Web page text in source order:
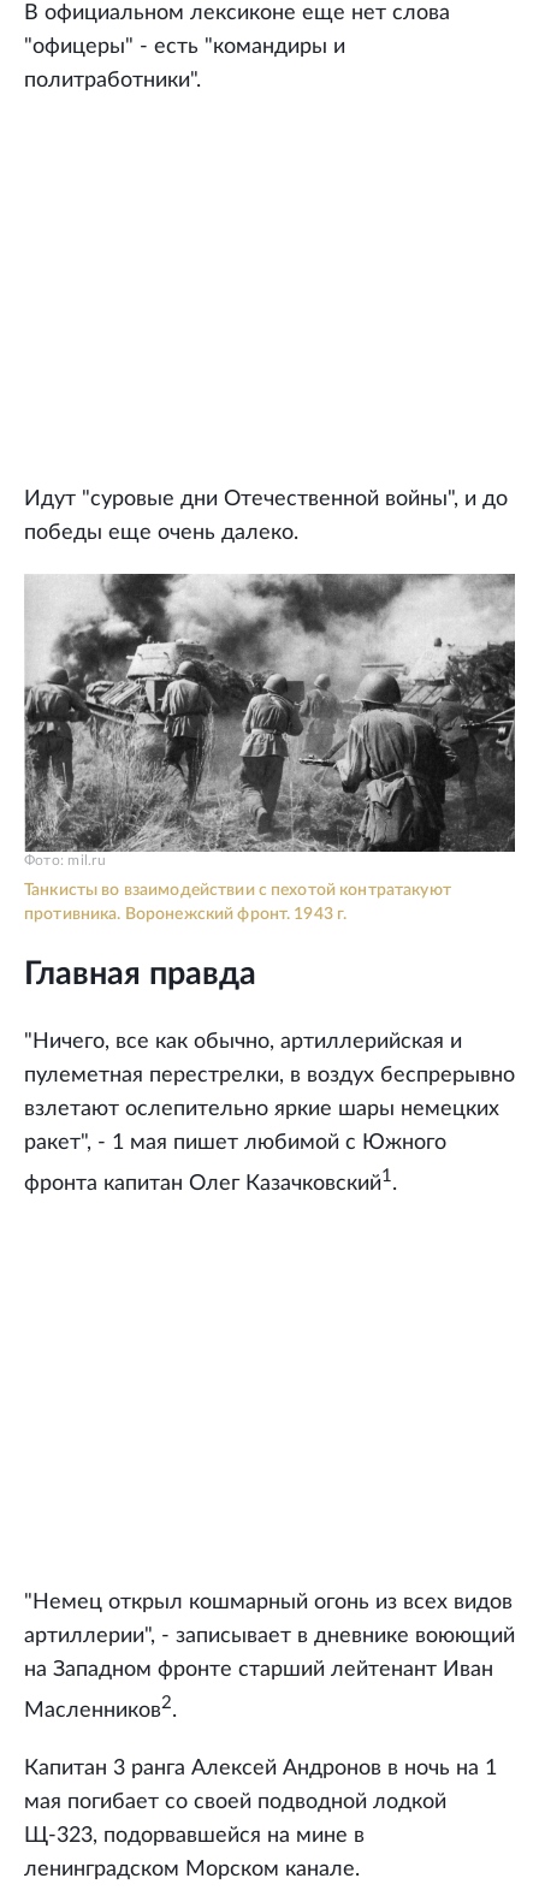
В официальном лексиконе еще нет слова
"офицеры" - есть "командиры и
политработники".
Идут "суровые дни Отечественной войны", и до
победы еще очень далеко.
Танкисты во взаимодействии с пехотой контратакуют
противника. Воронежский фронт. 1943 г.
Фото: mil.ru
Главная правда
"Ничего, все как обычно, артиллерийская и
пулеметная перестрелки, в воздух беспрерывно
взлетают ослепительно яркие шары немецких
ракет", - 1 мая пишет любимой с Южного
фронта капитан Олег Казачковский1.
"Немец открыл кошмарный огонь из всех видов
артиллерии", - записывает в дневнике воюющий
на Западном фронте старший лейтенант Иван
Масленников2.
Капитан 3 ранга Алексей Андронов в ночь на 1
мая погибает со своей подводной лодкой
Щ-323, подорвавшейся на мине в
ленинградском Морском канале.